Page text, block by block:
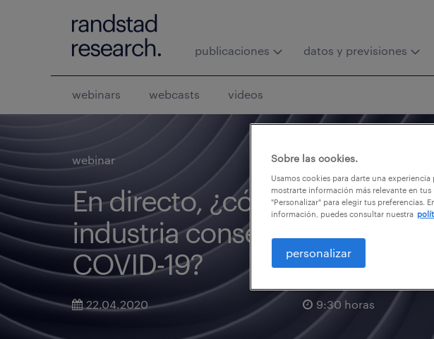
publicaciones datos y previsiones
webinars webcasts videos
webinar
En directo, ¿cómo va a
industria conservera tras la
COVID-19?
22.04.2020 9:30 horas
Sobre las cookies.
Usamos cookies para darte una
mostrarte información más relevante en tus
"Personalizar" para elegir tus preferencias.
información, puedes consultar nuestra
personalizar